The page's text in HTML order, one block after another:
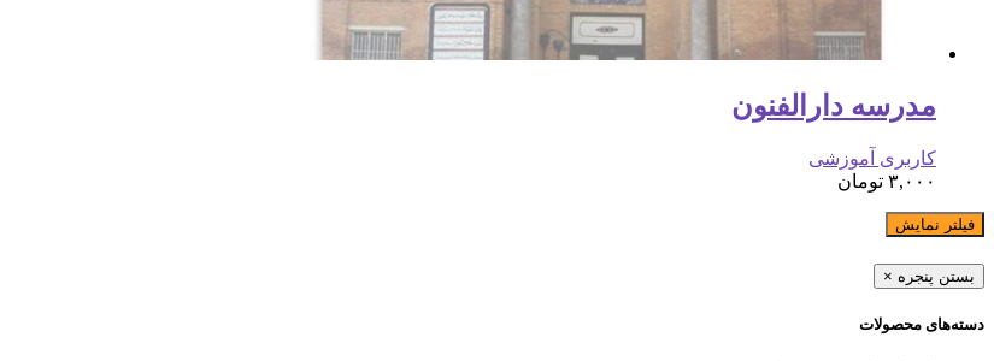
مدرسه دارالفنون
کاربری آموزشی
۳,۰۰۰ تومان
فیلتر نمایش
بستن پنجره ×
دسته‌های محصولات